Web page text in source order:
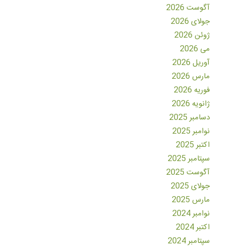
آگوست 2026
جولای 2026
ژوئن 2026
می 2026
آوریل 2026
مارس 2026
فوریه 2026
ژانویه 2026
دسامبر 2025
نوامبر 2025
اکتبر 2025
سپتامبر 2025
آگوست 2025
جولای 2025
مارس 2025
نوامبر 2024
اکتبر 2024
سپتامبر 2024